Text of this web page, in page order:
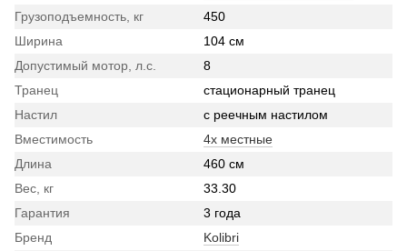
Грузоподъемность, кг
450
Ширина
104 см
Допустимый мотор, л.с.
8
Транец
стационарный транец
Настил
с реечным настилом
Вместимость
4х местные
Длина
460 см
Вес, кг
33.30
Гарантия
3 года
Бренд
Kolibri